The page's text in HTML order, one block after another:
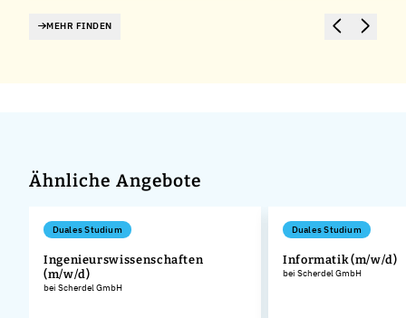
MEHR FINDEN
Ähnliche Angebote
Duales Studium
Ingenieurswissenschaften
(m/w/d)
bei Scherdel GmbH
Duales Studium
Informatik (m/w/d)
bei Scherdel GmbH